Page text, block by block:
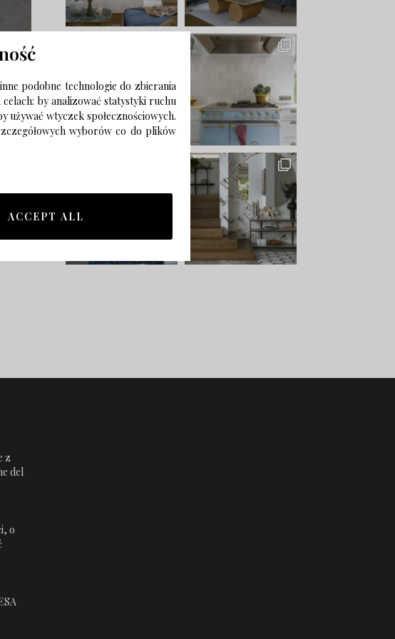
z
del
o
podobne technologie do zbierania
by analizować statystyki ruchu
używać wtyczek społecznościowych.
wyborów co do plików
ACCEPT ALL